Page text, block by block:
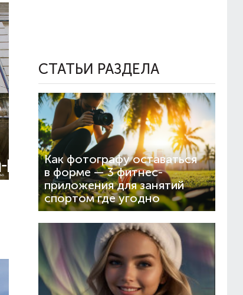
СТАТЬИ РАЗДЕЛА
Как фотографу оставаться
в форме — 3 фитнес-
приложения для занятий
спортом где угодно